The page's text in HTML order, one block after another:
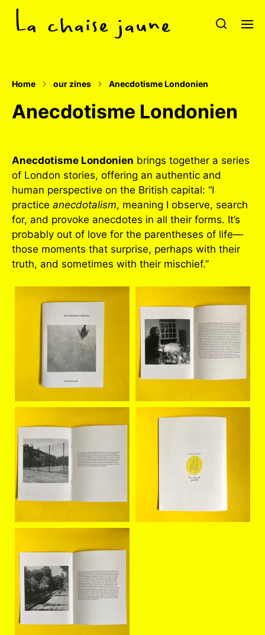
Home our zines Anecdotisme Londonien
Anecdotisme Londonien
Anecdotisme Londonien brings together a series
of London stories, offering an authentic and
human perspective on the British capital: “I
practice anecdotalism, meaning I observe, search
for, and provoke anecdotes in all their forms. It’s
probably out of love for the parentheses of life—
those moments that surprise, perhaps with their
truth, and sometimes with their mischief.”